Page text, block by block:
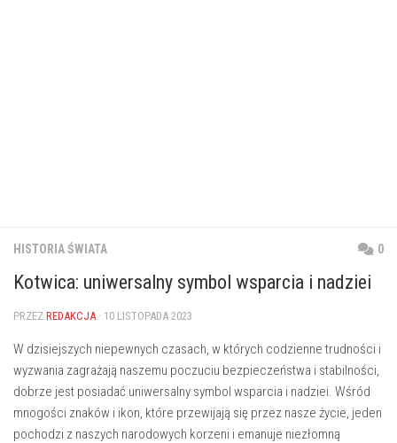
HISTORIA ŚWIATA 0
Kotwica: uniwersalny symbol wsparcia i nadziei
PRZEZ REDAKCJA · 10 LISTOPADA 2023
W dzisiejszych‌ niepewnych czasach, w których codzienne​ trudności i
wyzwania zagrażają naszemu poczuciu bezpieczeństwa i stabilności,
dobrze jest posiadać uniwersalny symbol wsparcia i nadziei. Wśród
mnogości znaków i ikon, które ⁢przewijają się‍ przez ‍nasze życie, jeden
pochodzi z naszych narodowych korzeni i⁣ emanuje​ niezłomną